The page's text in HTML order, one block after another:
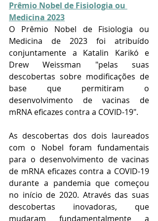
Prêmio Nobel de Fisiologia ou
Medicina 2023
O Prêmio Nobel de Fisiologia ou
Medicina de 2023 foi atribuído
conjuntamente a Katalin Karikó e
Drew Weissman "pelas suas
descobertas sobre modificações de
base que permitiram o
desenvolvimento de vacinas de
mRNA eficazes contra a COVID-19".
As descobertas dos dois laureados
com o Nobel foram fundamentais
para o desenvolvimento de vacinas
de mRNA eficazes contra a COVID-19
durante a pandemia que começou
no início de 2020. Através das suas
descobertas inovadoras, que
mudaram fundamentalmente a